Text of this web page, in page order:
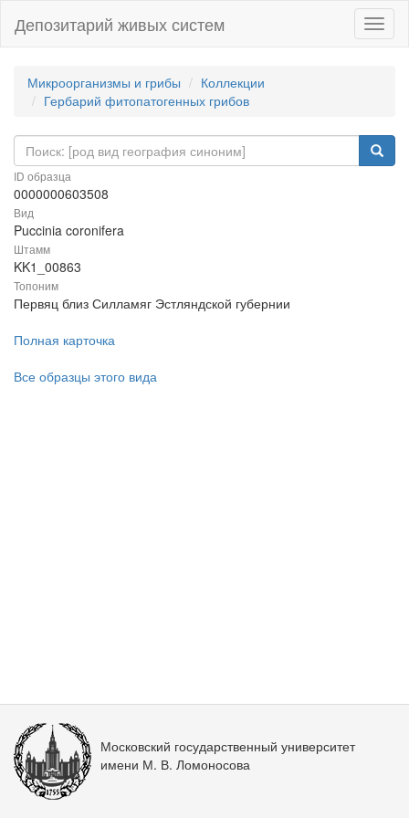
Депозитарий живых систем
Микроорганизмы и грибы
Коллекции
Гербарий фитопатогенных грибов
ID образца
0000000603508
Вид
Puccinia coronifera
Штамм
KK1_00863
Топоним
Первяц близ Силламяг Эстляндской губернии
Полная карточка
Все образцы этого вида
Московский государственный университет
имени М. В. Ломоносова